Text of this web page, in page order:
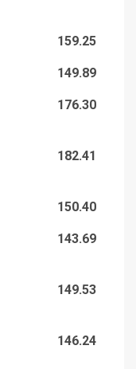
159.25
149.89
176.30
182.41
150.40
143.69
149.53
146.24